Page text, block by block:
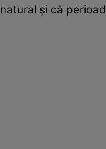
natural și că